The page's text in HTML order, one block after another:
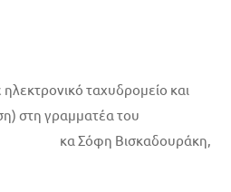
ταχυδρομείο και
στη γραμματέα του
κα Σόφη Βισκαδουράκη,